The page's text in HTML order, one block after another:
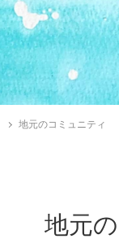
地元のコミュニティ
地元